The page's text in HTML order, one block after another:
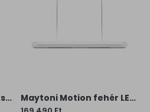
Trio Motion titán-átlátszó LED állólámpa (TRI-R5073-47) LED 1 izzós IP20 Maytoni Motion fehér LED függesztett lámpa (MAY-MOD276PL-L40W3K) LED 1 izzós IP20